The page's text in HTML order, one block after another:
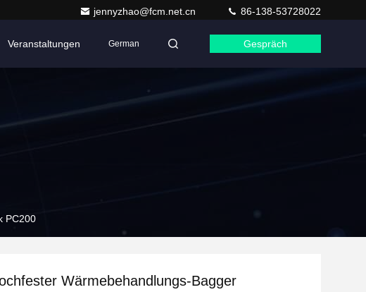
jennyzhao@fcm.net.cn 86-138-53728022
Veranstaltungen German Gespräch
PC200
Wärmebehandlungs-Bagger